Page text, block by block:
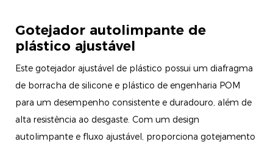
Gotejador autolimpante de
plástico ajustável
Este gotejador ajustável de plástico possui um diafragma
de borracha de silicone e plástico de engenharia POM
para um desempenho consistente e duradouro, além de
alta resistência ao desgaste. Com um design
autolimpante e fluxo ajustável, proporciona gotejamento